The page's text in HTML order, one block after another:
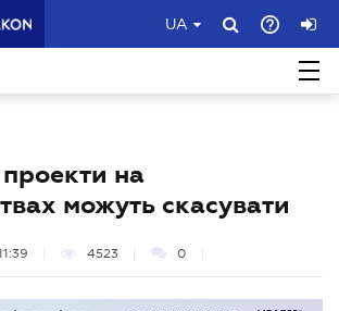
UA
на
можуть скасувати
4523 0